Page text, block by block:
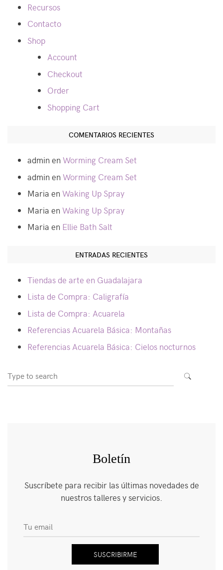
Recursos
Contacto
Shop
Account
Checkout
Order
Shopping Cart
COMENTARIOS RECIENTES
admin en Worming Cream Set
admin en Worming Cream Set
Maria en Waking Up Spray
Maria en Waking Up Spray
Maria en Ellie Bath Salt
ENTRADAS RECIENTES
Tiendas de arte en Guadalajara
Lista de Compra: Caligrafía
Lista de Compra: Acuarela
Referencias Acuarela Básica: Montañas
Referencias Acuarela Básica: Cielos nocturnos
Search
for:
SEARCH
Boletín
Suscríbete para recibir las últimas novedades de
nuestros talleres y servicios.